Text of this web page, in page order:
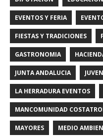
EVENTOS Y FERIA
FIESTAS Y TRADICIONES
GASTRONOMIA
JUNTA ANDALUCIA
LA HERRADURA EVENTOS
MANCOMUNIDAD
MAYORES MEDIO